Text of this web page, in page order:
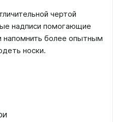
чертой
надписи помогающие
напомнить более опытным
носки.